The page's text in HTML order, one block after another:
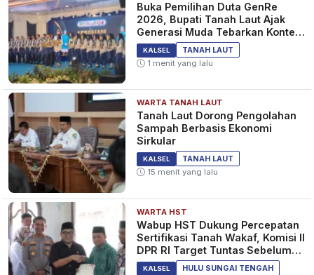
Buka Pemilihan Duta GenRe
2026, Bupati Tanah Laut Ajak
Generasi Muda Tebarkan Konten
Edukasi Positif
KALSEL
TANAH LAUT
1 menit yang lalu
WARTA TANAH LAUT
Tanah Laut Dorong Pengolahan
Sampah Berbasis Ekonomi
Sirkular
KALSEL
TANAH LAUT
15 menit yang lalu
WARTA HST
Wabup HST Dukung Percepatan
Sertifikasi Tanah Wakaf, Komisi II
DPR RI Target Tuntas Sebelum
2029
KALSEL
HULU SUNGAI TENGAH